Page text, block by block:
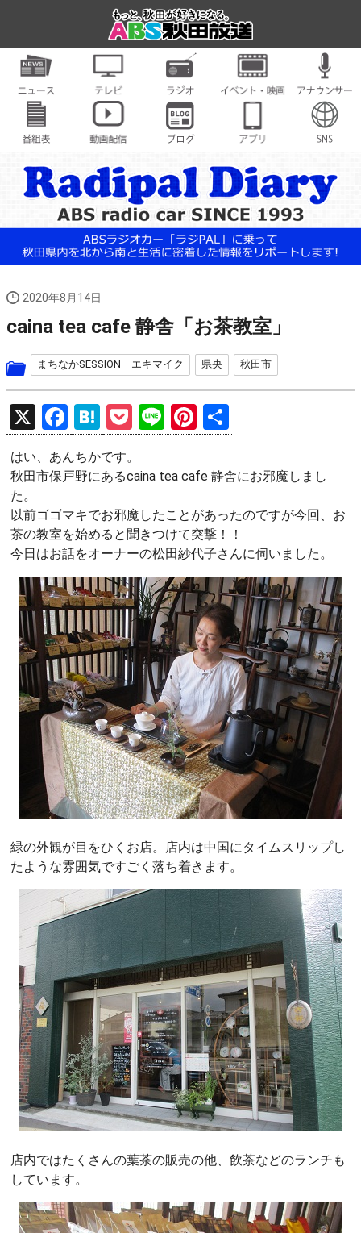
2020年8月14日
caina tea cafe 静舎「お茶教室」
まちなかSESSION エキマイク 県央 秋田市
X
F
a
ce
o
o
k
H
at
e
a
P
o
ck
Li
n
e
Pi
nt
er
t
有
はい、あんちかです。
秋田市保戸野にあるcaina tea cafe 静舎にお邪魔しまし
た。
以前ゴゴマキでお邪魔したことがあったのですが今回、お
茶の教室を始めると聞きつけて突撃！！
今日はお話をオーナーの松田紗代子さんに伺いました。
緑の外観が目をひくお店。店内は中国にタイムスリップし
たような雰囲気ですごく落ち着きます。
店内ではたくさんの葉茶の販売の他、飲茶などのランチも
しています。